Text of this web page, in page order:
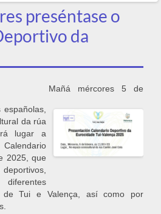
preséntase o
da
Mañá mércores 5 de
da rúa
lugar a
2025, que
de Tui e Valença, así como por